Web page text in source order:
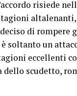
risiede
di rompere
soltanto un
eccellenti
scudetto,